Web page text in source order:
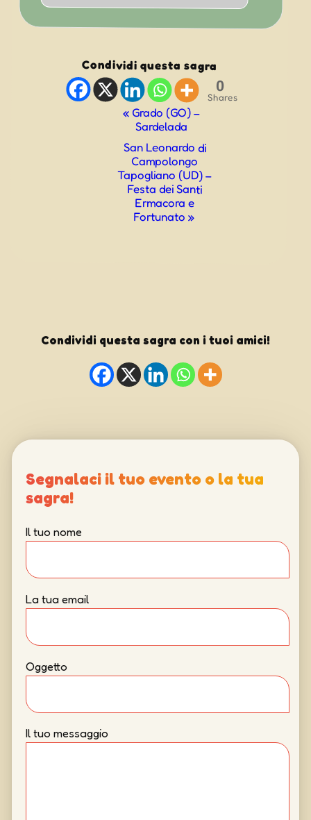
Condividi questa sagra
0
Shares
« Grado (GO) –
Sardelada
San Leonardo di
Campolongo
Tapogliano (UD) –
Festa dei Santi
Ermacora e
Fortunato»
Condividi questa sagra con i tuoi amici!
Segnalaci il tuo evento o la tua
sagra!
Il tuo nome
La tua email
Oggetto
Il tuo messaggio